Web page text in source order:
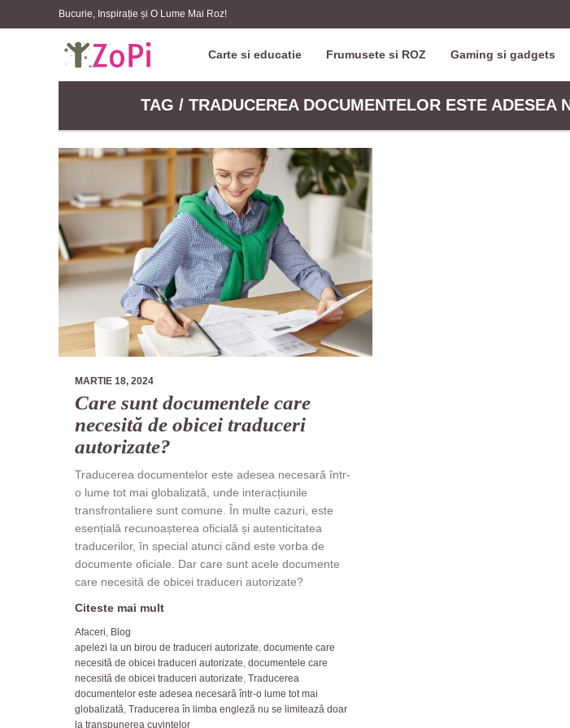
Bucurie, Inspirație și O Lume Mai Roz!
Carte si educatie Frumusete si ROZ Gaming si gadgets
TAG / TRADUCEREA DOCUMENTELOR ESTE
MARTIE 18, 2024
Care sunt documentele care
necesită de obicei traduceri
autorizate?
Traducerea documentelor este adesea necesară într-
o lume tot mai globalizată, unde interacțiunile
transfrontaliere sunt comune. În multe cazuri, este
esențială recunoașterea oficială și autenticitatea
traducerilor, în special atunci când este vorba de
documente oficiale. Dar care sunt acele documente
care necesită de obicei traduceri autorizate?
Citeste mai mult
Afaceri, Blog
apelezi la un birou de traduceri autorizate, documente care
necesită de obicei traduceri autorizate, documentele care
necesită de obicei traduceri autorizate, Traducerea
documentelor este adesea necesară într-o lume tot mai
globalizată, Traducerea în limba engleză nu se limitează doar
la transpunerea cuvintelor